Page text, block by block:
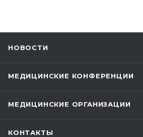
НОВОСТИ
МЕДИЦИНСКИЕ КОНФЕРЕНЦИИ
МЕДИЦИНСКИЕ ОРГАНИЗАЦИИ
КОНТАКТЫ